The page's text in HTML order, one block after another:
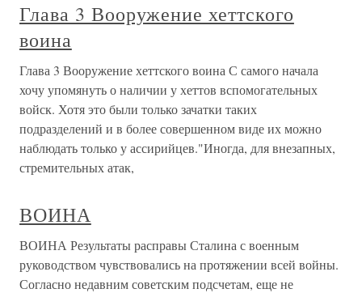
Глава 3 Вооружение хеттского
воина
Глава 3 Вооружение хеттского воина С самого начала
хочу упомянуть о наличии у хеттов вспомогательных
войск. Хотя это были только зачатки таких
подразделений и в более совершенном виде их можно
наблюдать только у ассирийцев."Иногда, для внезапных,
стремительных атак,
ВОИНА
ВОИНА Результаты расправы Сталина с военным
руководством чувствовались на протяжении всей войны.
Согласно недавним советским подсчетам, еще не